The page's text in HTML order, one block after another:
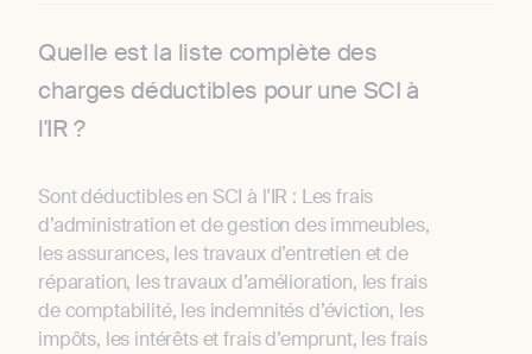
Quelle est la liste complète des
charges déductibles pour une SCI à
l'IR ?
Sont déductibles en SCI à l'IR : Les frais
d’administration et de gestion des immeubles,
les assurances, les travaux d’entretien et de
réparation, les travaux d’amélioration, les frais
de comptabilité, les indemnités d’éviction, les
impôts, les intérêts et frais d’emprunt, les frais